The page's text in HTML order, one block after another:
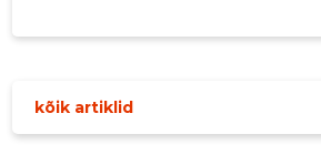
kõik artiklid